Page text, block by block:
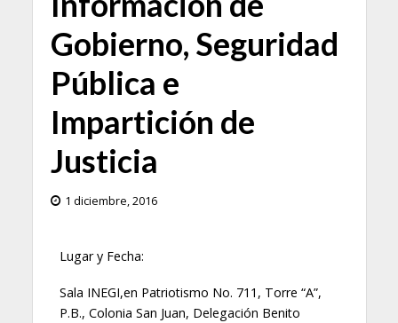
Gobierno, Seguridad
Pública e
Impartición de
Justicia
1 diciembre, 2016
Lugar y Fecha:
Sala INEGI,en Patriotismo No. 711, Torre “A”,
P.B., Colonia San Juan, Delegación Benito